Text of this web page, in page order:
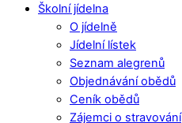
Školní jídelna
O jídelně
Jídelní lístek
Seznam alegrenů
Objednávání obědů
Ceník obědů
Zájemci o stravování